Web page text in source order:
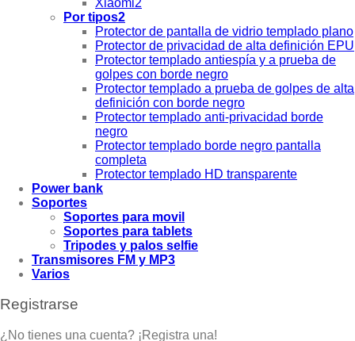
Por tipos2
Protector de pantalla de vidrio templado plano
Protector de privacidad de alta definición EPU
Protector templado antiespía y a prueba de
golpes con borde negro
Protector templado a prueba de golpes de alta
definición con borde negro
Protector templado anti-privacidad borde
negro
Protector templado borde negro pantalla
completa
Protector templado HD transparente
Power bank
Soportes
Soportes para movil
Soportes para tablets
Tripodes y palos selfie
Transmisores FM y MP3
Varios
Registrarse
¿No tienes una cuenta? ¡Registra una!